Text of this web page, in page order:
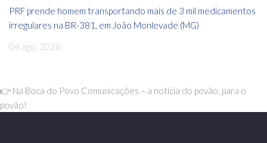
PRF prende homem transportando mais de 3 mil medicamentos
irregulares na BR-381, em João Monlevade (MG)
04 ago, 2026
👉 Na Boca do Povo Comunicações – a notícia do povão, para o
povão!